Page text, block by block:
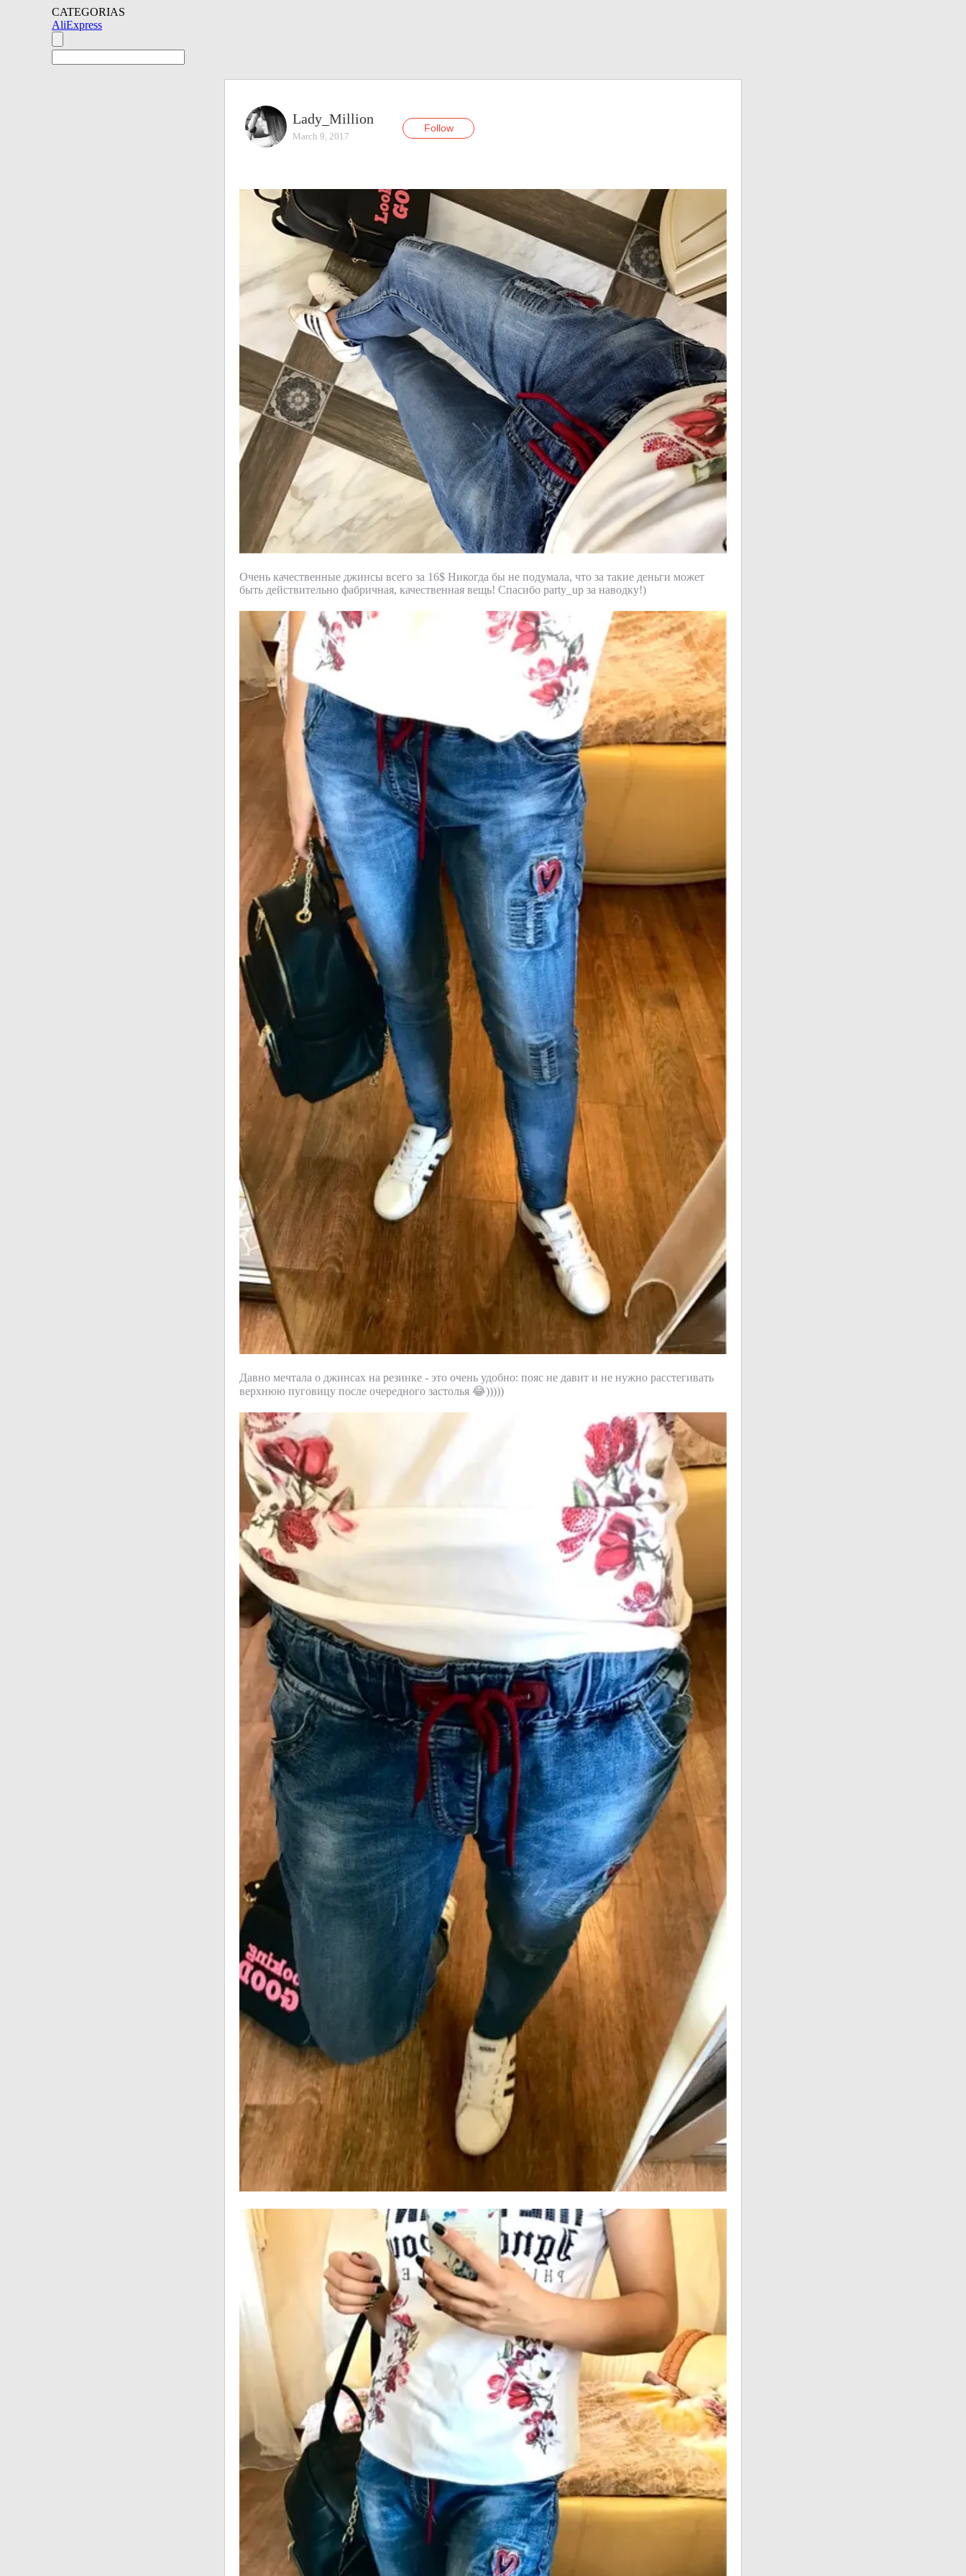
CATEGORIAS
AliExpress
Lady_Million
March 9, 2017
Follow
Очень качественные джинсы всего за 16$ Никогда бы не подумала, что за такие деньги может
быть действительно фабричная, качественная вещь! Спасибо party_up за наводку!)
Давно мечтала о джинсах на резинке - это очень удобно: пояс не давит и не нужно расстегивать
верхнюю пуговицу после очередного застолья 😂)))))